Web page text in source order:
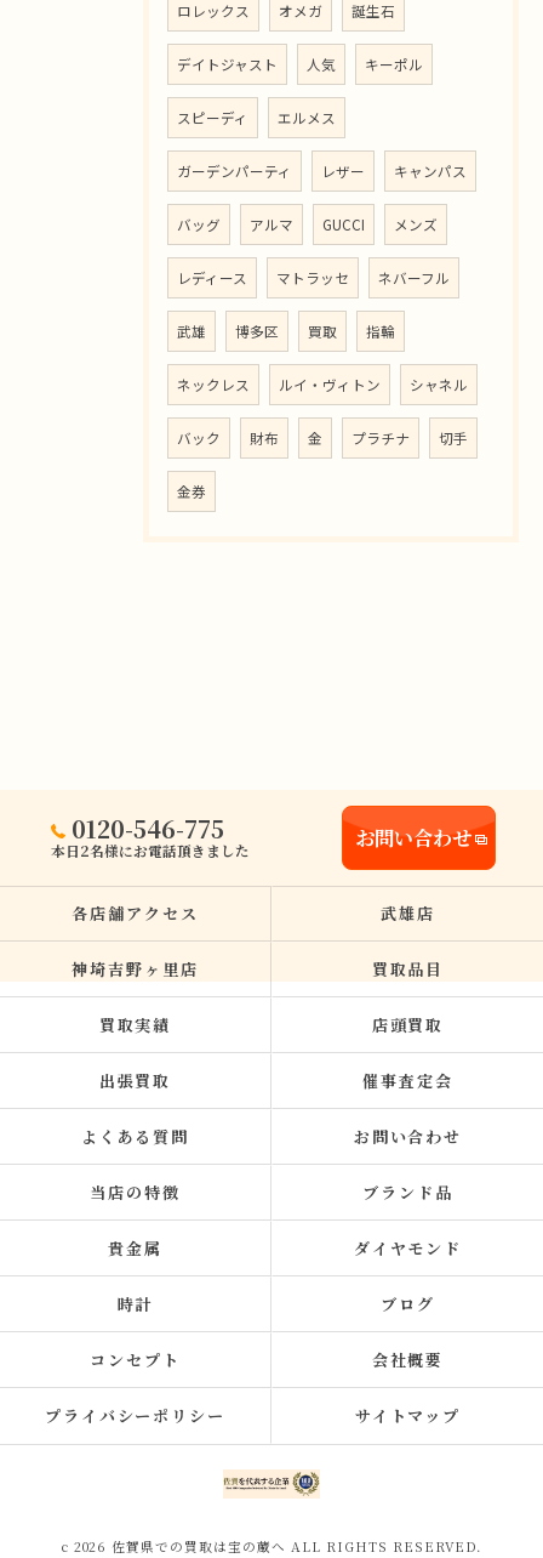
ロレックス オメガ 誕生石
デイトジャスト 人気 キーポル
スピーディ エルメス
ガーデンパーティ レザー キャンパス
バッグ アルマ GUCCI メンズ
レディース マトラッセ ネバーフル
武雄 博多区 買取 指輪
ネックレス ルイ・ヴィトン シャネル
バック 財布 金 プラチナ 切手
金券
0120-546-775
本日2名様にお電話頂きました お問い合わせ
各店舗アクセス 武雄店
神埼吉野ヶ里店 買取品目
買取実績 店頭買取
出張買取 催事査定会
よくある質問 お問い合わせ
当店の特徴 ブランド品
貴金属 ダイヤモンド
時計 ブログ
コンセプト 会社概要
プライバシーポリシー サイトマップ
c 2026 佐賀県での買取は宝の蔵へ ALL RIGHTS RESERVED.